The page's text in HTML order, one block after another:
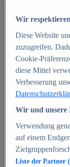
E-commerce
Beliebte
Aktuelle
E-
Umsatz
2010-
B2C-E-
Wir
Diese Website
zuzugreifen.
Cookie-
diese Mittel
Verbesserung
Wir und unsere
Verwendung
auf einem
Liste der Partner